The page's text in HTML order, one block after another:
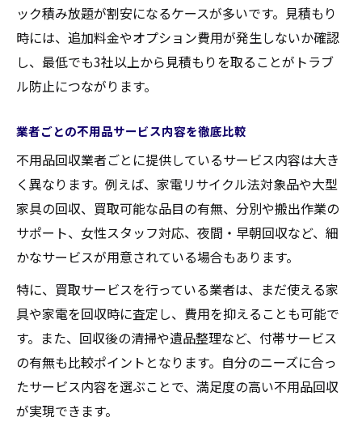
ック積み放題が割安になるケースが多いです。見積もり
時には、追加料金やオプション費用が発生しないか確認
し、最低でも3社以上から見積もりを取ることがトラブ
ル防止につながります。
業者ごとの不用品サービス内容を徹底比較
不用品回収業者ごとに提供しているサービス内容は大き
く異なります。例えば、家電リサイクル法対象品や大型
家具の回収、買取可能な品目の有無、分別や搬出作業の
サポート、女性スタッフ対応、夜間・早朝回収など、細
かなサービスが用意されている場合もあります。
特に、買取サービスを行っている業者は、まだ使える家
具や家電を回収時に査定し、費用を抑えることも可能で
す。また、回収後の清掃や遺品整理など、付帯サービス
の有無も比較ポイントとなります。自分のニーズに合っ
たサービス内容を選ぶことで、満足度の高い不用品回収
が実現できます。